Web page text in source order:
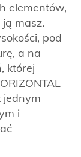
elementów,
masz.
pod
a na
której
jednym
i